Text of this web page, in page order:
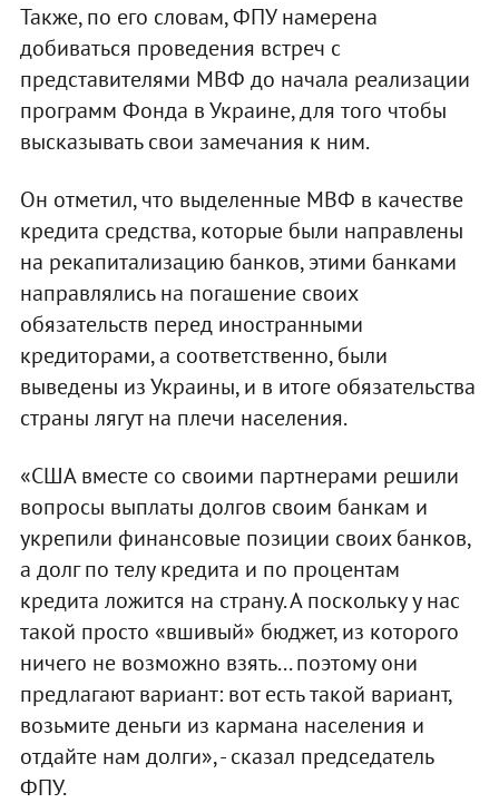
Также, по его словам, ФПУ намерена
добиваться проведения встреч с
представителями МВФ до начала реализации
программ Фонда в Украине, для того чтобы
высказывать свои замечания к ним.
Он отметил, что выделенные МВФ в качестве
кредита средства, которые были направлены
на рекапитализацию банков, этими банками
направлялись на погашение своих
обязательств перед иностранными
кредиторами, а соответственно, были
выведены из Украины, и в итоге обязательства
страны лягут на плечи населения.
«США вместе со своими партнерами решили
вопросы выплаты долгов своим банкам и
укрепили финансовые позиции своих банков,
а долг по телу кредита и по процентам
кредита ложится на страну. А поскольку у нас
такой просто «вшивый» бюджет, из которого
ничего не возможно взять... поэтому они
предлагают вариант: вот есть такой вариант,
возьмите деньги из кармана населения и
отдайте нам долги», - сказал председатель
ФПУ.